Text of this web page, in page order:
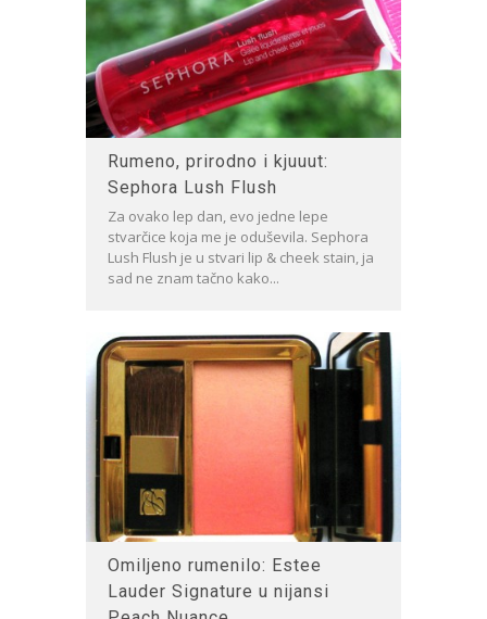
Rumeno, prirodno i kjuuut:
Sephora Lush Flush
Za ovako lep dan, evo jedne lepe
stvarčice koja me je oduševila. Sephora
Lush Flush je u stvari lip & cheek stain, ja
sad ne znam tačno kako...
Omiljeno rumenilo: Estee
Lauder Signature u nijansi